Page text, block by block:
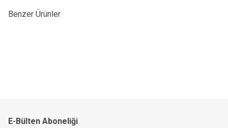
Benzer Ürünler
E-Bülten Aboneliği